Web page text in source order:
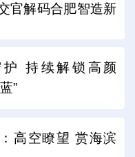
官解码合肥智造新
持续解锁高颜
”
高空瞭望 赏海滨